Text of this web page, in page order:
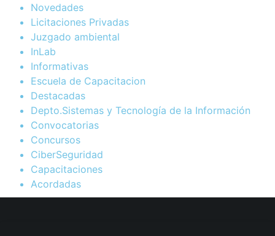
Novedades
Licitaciones Privadas
Juzgado ambiental
InLab
Informativas
Escuela de Capacitacion
Destacadas
Depto.Sistemas y Tecnología de la Información
Convocatorias
Concursos
CiberSeguridad
Capacitaciones
Acordadas